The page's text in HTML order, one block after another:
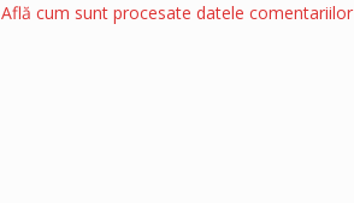
Află cum sunt procesate datele comentariilor